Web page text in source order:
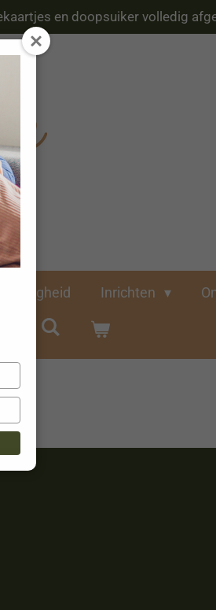
en doopsuiker volledig
Veiligheid Inrichten